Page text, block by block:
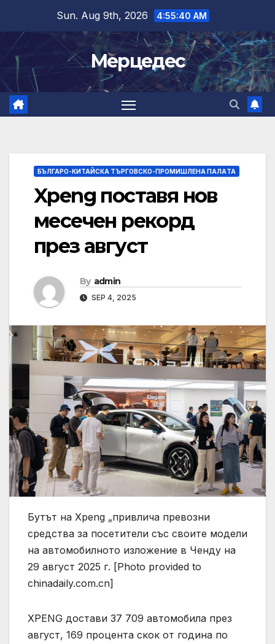
content
Sun. Aug 9th, 2026 4:55:41 AM
Мерцедес
БЪЛГАРО-КИТАЙСКА ТЪРГОВСКО-ПРОМИШЛЕНА ПАЛAТА
Xpeng поставя нов
месечен рекорд
през август
By admin
SEP 4, 2025
Бутът на Xpeng „привлича превозни
средства за посетители със своите модели
на автомобилното изложение в Ченду на
29 август 2025 г. [Photo provided to
chinadaily.com.cn]
XPENG достави 37 709 автомобила през
август, 169 процента скок от година по